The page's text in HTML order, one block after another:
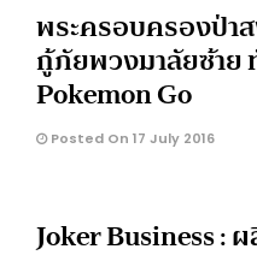
พระครอบครองป่า
กู้ภัยพวงมาลัยซ้าย
Pokemon Go
Posted On 17 July 2016
Joker Business :